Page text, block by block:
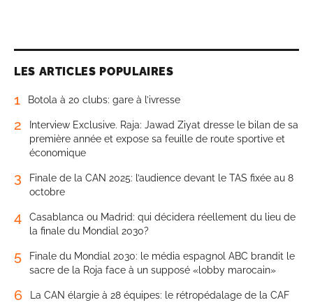
LES ARTICLES POPULAIRES
1 Botola à 20 clubs: gare à l’ivresse
2
Interview Exclusive. Raja: Jawad Ziyat dresse le bilan de sa
première année et expose sa feuille de route sportive et
économique
3
Finale de la CAN 2025: l’audience devant le TAS fixée au 8
octobre
4
Casablanca ou Madrid: qui décidera réellement du lieu de
la finale du Mondial 2030?
5
Finale du Mondial 2030: le média espagnol ABC brandit le
sacre de la Roja face à un supposé «lobby marocain»
6 La CAN élargie à 28 équipes: le rétropédalage de la CAF